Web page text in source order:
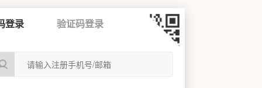
登录 验证码登录